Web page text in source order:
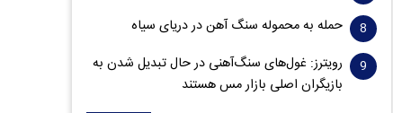
حمله به محموله سنگ آهن در دریای سیاه
رویترز: غول‌های سنگ‌آهنی‌ در حال تبدیل شدن به
بازیگران اصلی بازار مس هستند